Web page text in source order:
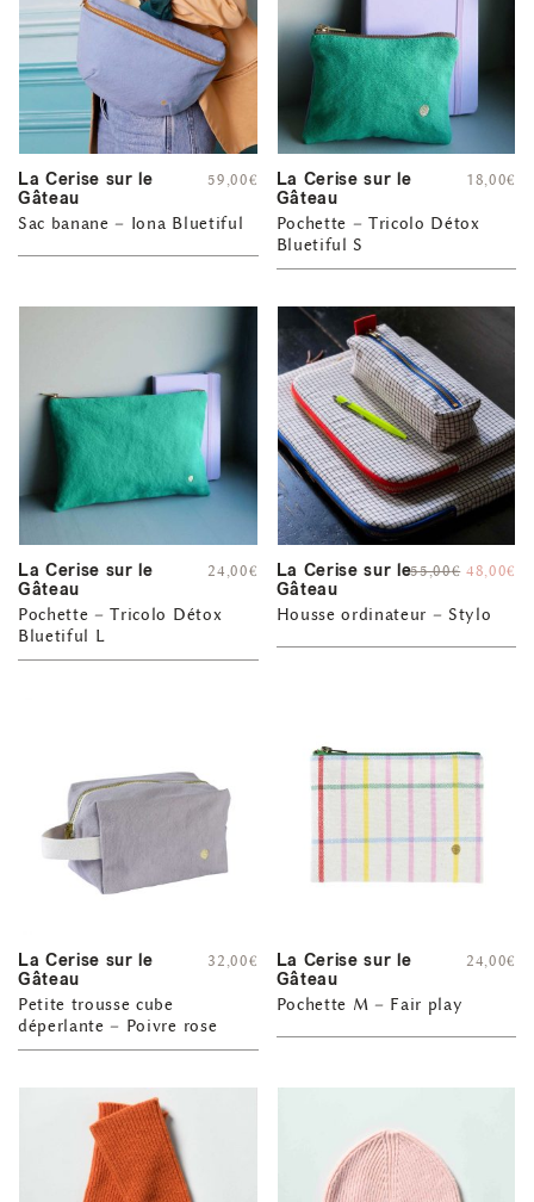
La Cerise sur le
Gâteau
Sac banane – Iona Bluetiful
59,00€
La Cerise sur le
Gâteau
Pochette – Tricolo Détox
Bluetiful S
18,00€
La Cerise sur le
Gâteau
Pochette – Tricolo Détox
Bluetiful L
24,00€
La Cerise sur le
Gâteau
Housse ordinateur – Stylo
55,00€ 48,00€
La Cerise sur le
Gâteau
Petite trousse cube
déperlante – Poivre rose
32,00€
La Cerise sur le
Gâteau
Pochette M – Fair play
24,00€